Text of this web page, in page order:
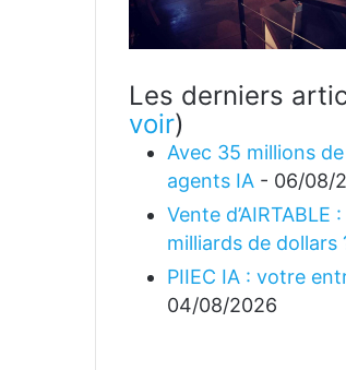
Les derniers
voir)
Avec 35 millions
agents IA - 06/08/
Vente
milliards de dollars
PIIEC IA : votre
04/08/2026